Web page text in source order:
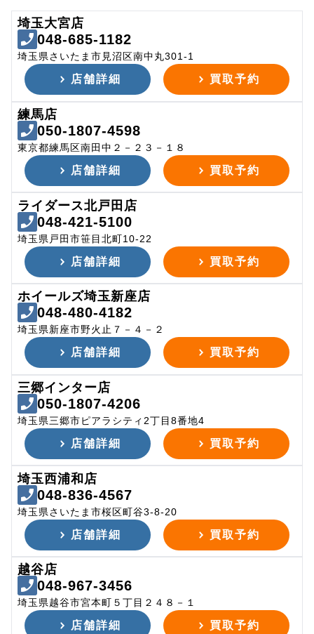
埼玉大宮店
048-685-1182
埼玉県さいたま市見沼区南中丸301-1
店舗詳細 買取予約
練馬店
050-1807-4598
東京都練馬区南田中２－２３－１８
店舗詳細 買取予約
ライダース北戸田店
048-421-5100
埼玉県戸田市笹目北町10-22
店舗詳細 買取予約
ホイールズ埼玉新座店
048-480-4182
埼玉県新座市野火止７－４－２
店舗詳細 買取予約
三郷インター店
050-1807-4206
埼玉県三郷市ピアラシティ2丁目8番地4
店舗詳細 買取予約
埼玉西浦和店
048-836-4567
埼玉県さいたま市桜区町谷3-8-20
店舗詳細 買取予約
越谷店
048-967-3456
埼玉県越谷市宮本町５丁目２４８－１
店舗詳細 買取予約